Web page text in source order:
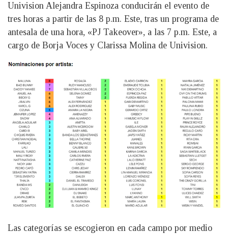
Univision Alejandra Espinoza conducirán el evento de
tres horas a partir de las 8 p.m. Este, tras un programa de
antesala de una hora, «PJ Takeover», a las 7 p.m. Este, a
cargo de Borja Voces y Clarissa Molina de Univision.
Las categorías se escogieron en cada campo por medio